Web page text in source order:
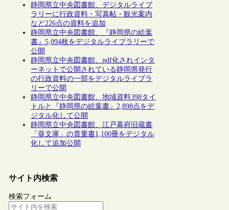
静岡県立中央図書館、デジタルライブ
ラリーに行政資料・写真帖・観光案内
など226点の資料を追加
静岡県立中央図書館、『静岡県の絵葉
書』5,094枚をデジタルライブラリーで
公開
静岡県立中央図書館、pdf化されインタ
ーネットで公開されている静岡県発行
の行政資料の一部をデジタルライブラ
リーで公開
静岡県立中央図書館、地域資料398タイ
トルと『静岡県の絵葉書』2,898点をデ
ジタル化して公開
静岡県立中央図書館、江戸幕府旧蔵書
「葵文庫」の貴重書1,100冊をデジタル
化して追加公開
サイト内検索
検索フォーム